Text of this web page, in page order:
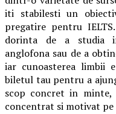
iti stabilesti un
pregatire pentru
dorinta de a studia
anglofona sau de a
iar cunoasterea limbii
biletul tau pentru a
scop concret in
concentrat si motivat